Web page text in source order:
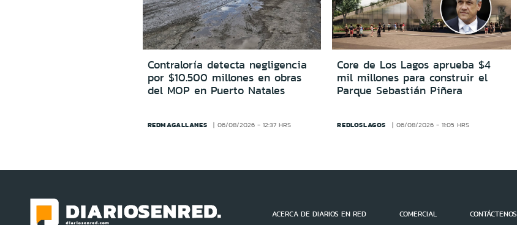
Contraloría detecta negligencia
por $10.500 millones en obras
del MOP en Puerto Natales
REDMAGALLANES 06/08/2026 - 12:37 HRS
Core de Los Lagos aprueba $4
mil millones para construir el
Parque Sebastián Piñera
REDLOSLAGOS 06/08/2026 - 11:05 HRS
ACERCA DE DIARIOS EN RED COMERCIAL CONTÁCTENOS